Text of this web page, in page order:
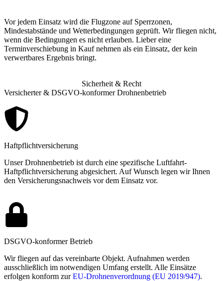
Vor jedem Einsatz wird die Flugzone auf Sperrzonen,
Mindestabstände und Wetterbedingungen geprüft. Wir fliegen nicht,
wenn die Bedingungen es nicht erlauben. Lieber eine
Terminverschiebung in Kauf nehmen als ein Einsatz, der kein
verwertbares Ergebnis bringt.
Sicherheit & Recht
Versicherter & DSGVO-konformer Drohnenbetrieb
Haftpflichtversicherung
Unser Drohnenbetrieb ist durch eine spezifische Luftfahrt-
Haftpflichtversicherung abgesichert. Auf Wunsch legen wir Ihnen
den Versicherungsnachweis vor dem Einsatz vor.
DSGVO-konformer Betrieb
Wir fliegen auf das vereinbarte Objekt. Aufnahmen werden
ausschließlich im notwendigen Umfang erstellt. Alle Einsätze
erfolgen konform zurEU-Drohnenverordnung (EU 2019/947).